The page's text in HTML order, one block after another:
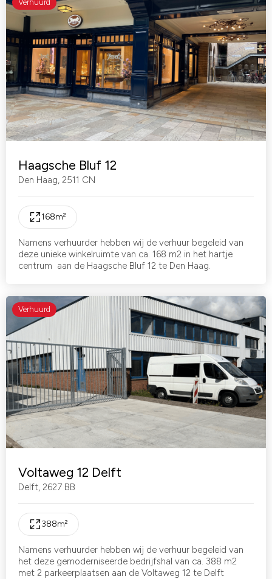
Verhuurd
Haagsche Bluf 12
Den Haag, 2511 CN
168m²
Namens verhuurder hebben wij de verhuur begeleid van
deze unieke winkelruimte van ca. 168 m2 in het hartje
centrum aan de Haagsche Bluf 12 te Den Haag.
Verhuurd
Voltaweg 12 Delft
Delft, 2627 BB
388m²
Namens verhuurder hebben wij de verhuur begeleid van
het deze gemoderniseerde bedrijfshal van ca. 388 m2
met 2 parkeerplaatsen aan de Voltaweg 12 te Delft